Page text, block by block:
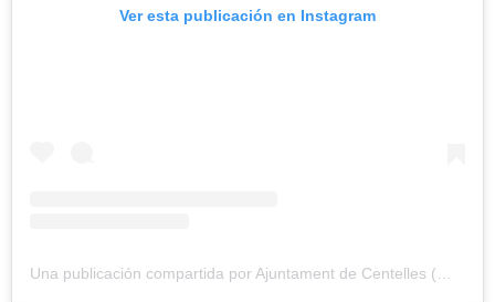
Ver esta publicación en Instagram